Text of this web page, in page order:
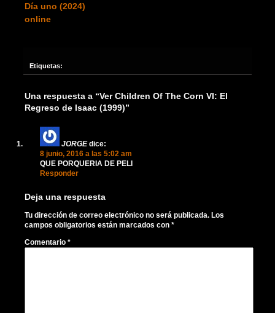
Día uno (2024)
online
Etiquetas:
Una respuesta a “Ver Children Of The Corn VI: El
Regreso de Isaac (1999)”
JORGE dice:
8 junio, 2016 a las 5:02 am
QUE PORQUERIA DE PELI
Responder
Deja una respuesta
Tu dirección de correo electrónico no será publicada. Los
campos obligatorios están marcados con *
Comentario *